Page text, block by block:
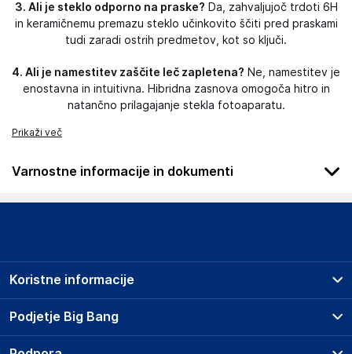
3. Ali je steklo odporno na praske? Da, zahvaljujoč trdoti 6H
in keramičnemu premazu steklo učinkovito ščiti pred praskami
tudi zaradi ostrih predmetov, kot so ključi.
4. Ali je namestitev zaščite leč zapletena? Ne, namestitev je
enostavna in intuitivna. Hibridna zasnova omogoča hitro in
natančno prilagajanje stekla fotoaparatu.
Prikaži več
Varnostne informacije in dokumenti
Podatki o proizvajalcu
3mk
Poljska
Podjetje Big Bang
O podjetju
Koristne informacije
Prodajna mesta